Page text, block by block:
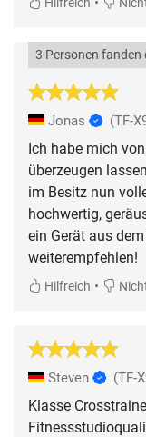
Hilfreich
3 Personen fanden
Jonas (TF-
Ich habe mich
überzeugen
im Besitz nun
hochwertig,
ein Gerät aus
weiterempfehlen!
Hilfreich •
Steven (TF-
Klasse